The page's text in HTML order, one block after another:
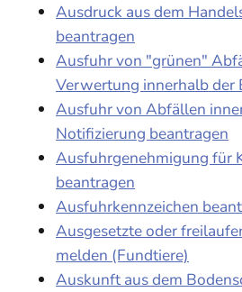
Ausdruck aus dem
beantragen
Ausfuhr von "grünen"
Verwertung innerhalb der
Ausfuhr von Abfällen
Notifizierung beantragen
Ausfuhrgenehmigung für
beantragen
Ausfuhrkennzeichen
Ausgesetzte oder
melden (Fundtiere)
Auskunft aus dem